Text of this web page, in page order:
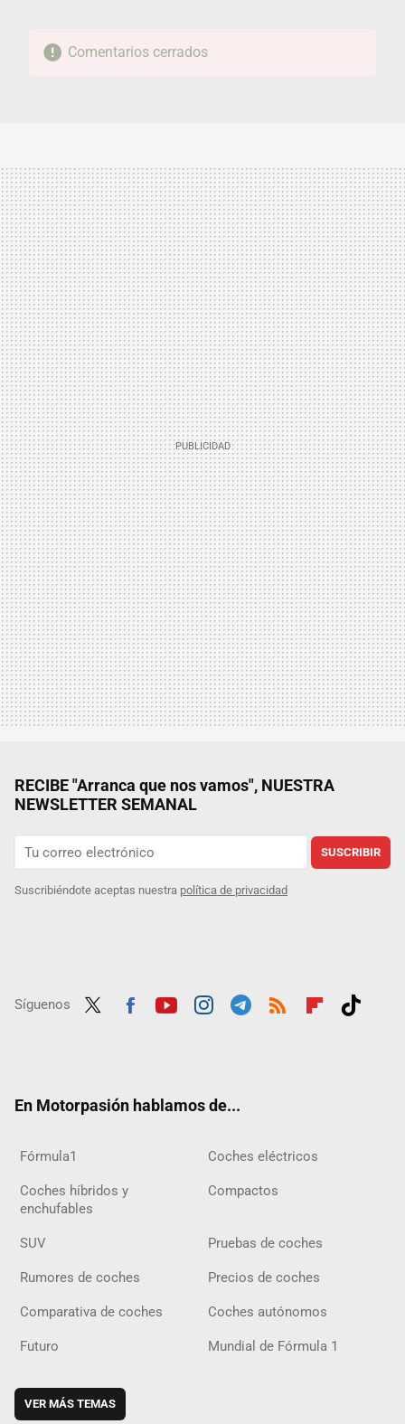
Comentarios cerrados
RECIBE "Arranca que nos vamos", NUESTRA
NEWSLETTER SEMANAL
SUSCRIBIR
Suscribiéndote aceptas nuestra política de privacidad
Síguenos
En Motorpasión hablamos de...
Fórmula1 Coches eléctricos
Coches híbridos y
enchufables
Compactos
SUV Pruebas de coches
Rumores de coches Precios de coches
Comparativa de coches Coches autónomos
Futuro Mundial de Fórmula 1
VER MÁS TEMAS